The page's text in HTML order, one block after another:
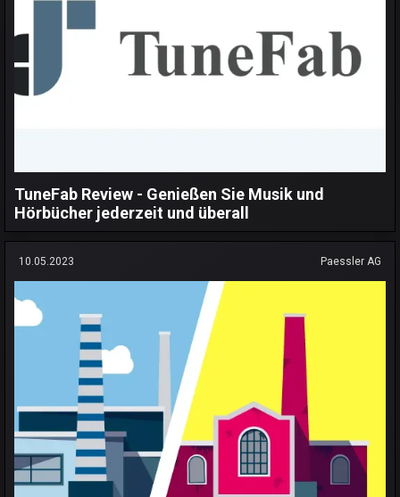
TuneFab Review - Genießen Sie Musik und
Hörbücher jederzeit und überall
10.05.2023 Paessler AG